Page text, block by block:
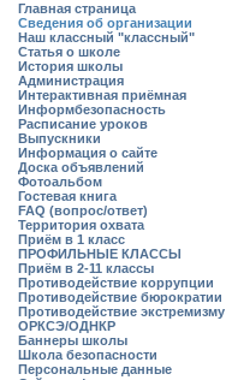
Главная страница
Сведения об организации
Наш классный "классный"
Статья о школе
История школы
Администрация
Интерактивная приёмная
Информбезопасность
Расписание уроков
Выпускники
Информация о сайте
Доска объявлений
Фотоальбом
Гостевая книга
FAQ (вопрос/ответ)
Территория охвата
Приём в 1 класс
ПРОФИЛЬНЫЕ КЛАССЫ
Приём в 2-11 классы
Противодействие коррупции
Противодействие бюрократии
Противодействие экстремизму
ОРКСЭ/ОДНКР
Баннеры школы
Школа безопасности
Персональные данные